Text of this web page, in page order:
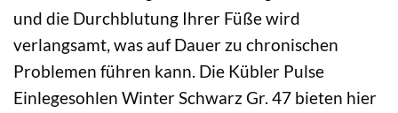
und die Durchblutung Ihrer Füße wird
verlangsamt, was auf Dauer zu chronischen
Problemen führen kann. Die Kübler Pulse
Einlegesohlen Winter Schwarz Gr. 47 bieten hier